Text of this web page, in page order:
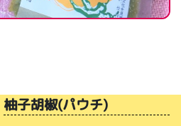
柚子胡椒(パウチ)